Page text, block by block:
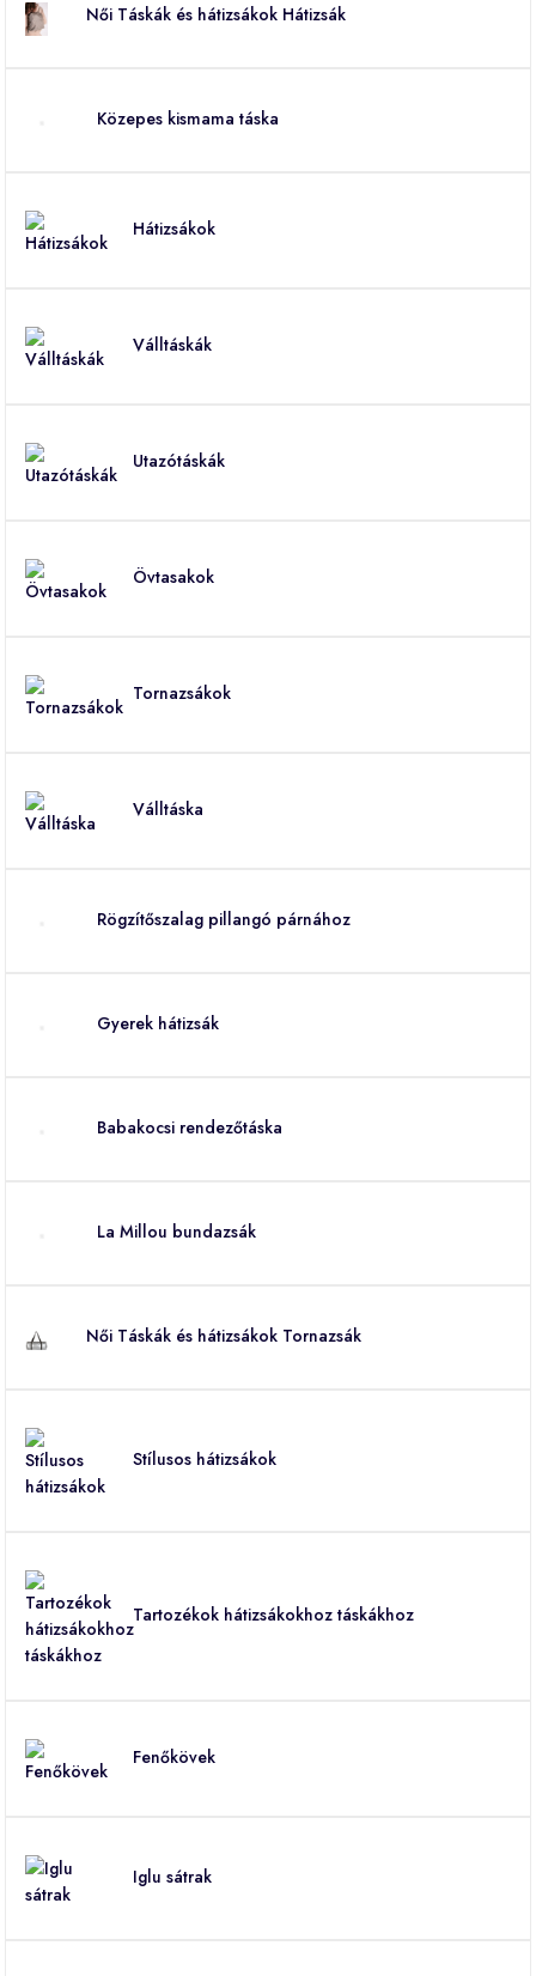
Női Táskák és hátizsákok Hátizsák
Közepes kismama táska
Hátizsákok
Válltáskák
Utazótáskák
Övtasakok
Tornazsákok
Válltáska
Rögzítőszalag pillangó párnához
Gyerek hátizsák
Babakocsi rendezőtáska
La Millou bundazsák
Női Táskák és hátizsákok Tornazsák
Stílusos hátizsákok
Tartozékok hátizsákokhoz táskákhoz
Fenőkövek
Iglu sátrak